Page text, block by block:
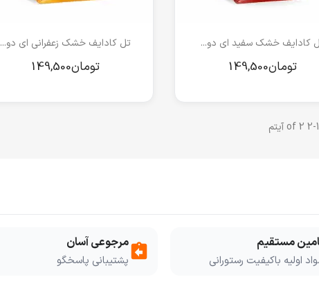
مشاهده سریع
کادایف خشک سفید ای دو...  مشاهده سریع
تل کادایف خشک زعفرانی ای دو...
مستقیم
اولیه باکیفیت رستورانی assignment_returnمرجوعی آسان
پشتیبانی پاسخگو